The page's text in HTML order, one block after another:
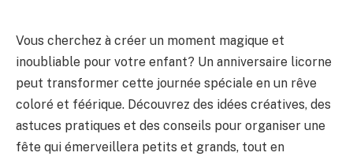
Vous cherchez à créer un moment magique et
inoubliable pour votre enfant? Un anniversaire licorne
peut transformer cette journée spéciale en un rêve
coloré et féérique. Découvrez des idées créatives, des
astuces pratiques et des conseils pour organiser une
fête qui émerveillera petits et grands, tout en